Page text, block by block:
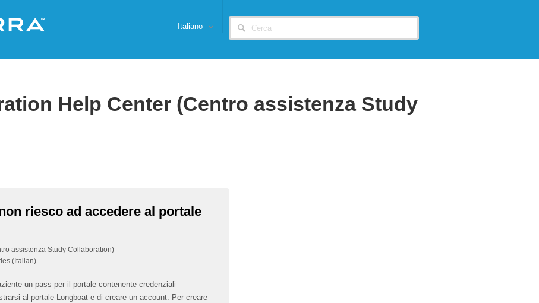
Italiano
Help Center (Centro assistenza Study
riesco ad accedere al portale
assistenza Study Collaboration)
(Italian)
un pass per il portale contenente credenziali
al portale Longboat e di creare un account. Per creare